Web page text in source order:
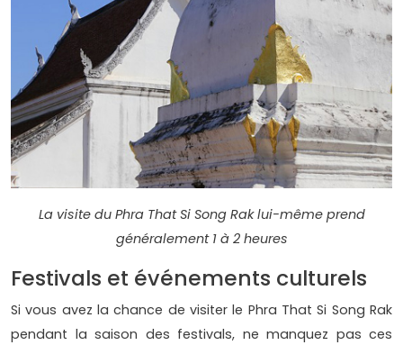
La visite du Phra That Si Song Rak lui-même prend
généralement 1 à 2 heures
Festivals et événements culturels
Si vous avez la chance de visiter le Phra That Si Song Rak
pendant la saison des festivals, ne manquez pas ces